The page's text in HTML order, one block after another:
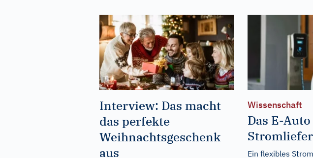
Interview: Das macht
das perfekte
Weihnachtsgeschenk
aus
Wissenschaft
Das E-
Ein flexibles